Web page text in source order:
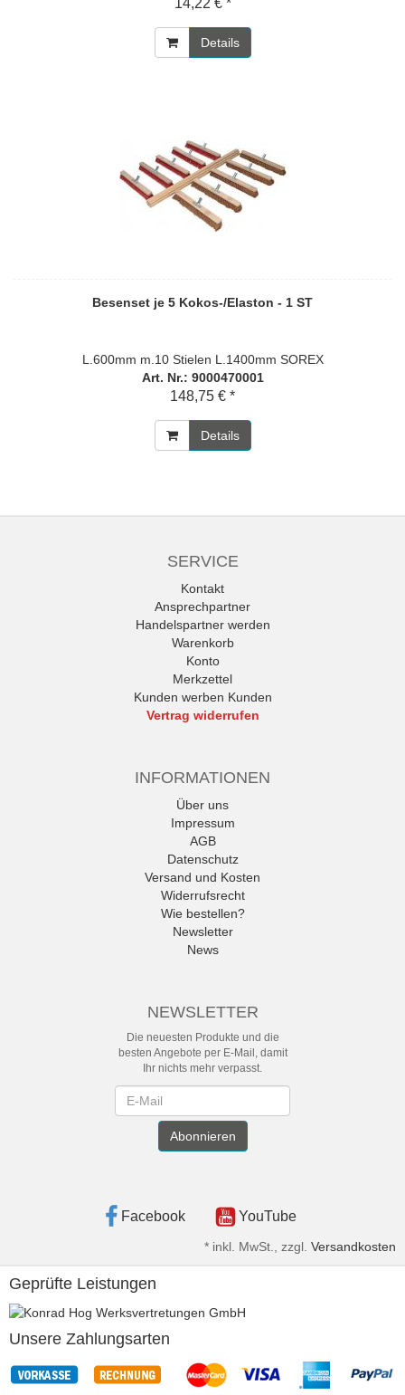
14,22 € *
Details
Besenset je 5 Kokos-/Elaston - 1 ST
L.600mm m.10 Stielen L.1400mm SOREX
Art. Nr.: 9000470001
148,75 € *
Details
SERVICE
Kontakt
Ansprechpartner
Handelspartner werden
Warenkorb
Konto
Merkzettel
Kunden werben Kunden
Vertrag widerrufen
INFORMATIONEN
Über uns
Impressum
AGB
Datenschutz
Versand und Kosten
Widerrufsrecht
Wie bestellen?
Newsletter
News
NEWSLETTER
Die neuesten Produkte und die
besten Angebote per E-Mail, damit
Ihr nichts mehr verpasst.
Abonnieren
Facebook YouTube
* inkl. MwSt., zzgl. Versandkosten
Geprüfte Leistungen
Unsere Zahlungsarten